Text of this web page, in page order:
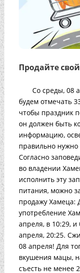
Продайте
Со среды, 08
будем отмечать
чтобы праздник
он должен быть
информацию,
правильно нужно
Согласно
во владении
исполнить эту
питания, можно
продажу Хамеца:
употребление
апреля, в 10:29, и
апреля, 20:25.
08 апреля! Для
вкушения мацы,
съесть не менее